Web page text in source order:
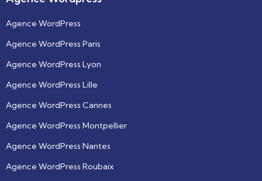
Agence WordPress
Agence WordPress Paris
Agence WordPress Lyon
Agence WordPress Lille
Agence WordPress Cannes
Agence WordPress Montpellier
Agence WordPress Nantes
Agence WordPress Roubaix